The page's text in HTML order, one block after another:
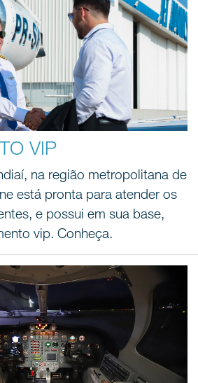
VIP
na região metropolitana de
está pronta para atender os
e possui em sua base,
vip. Conheça.